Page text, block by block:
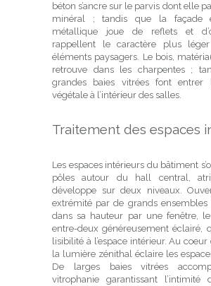
béton s’ancre sur le parvis dont elle
minéral ; tandis que la façade
métallique joue de reflets et
rappellent le caractère plus
éléments paysagers. Le bois,
retrouve dans les charpentes ;
grandes baies vitrées font entrer
végétale à l’intérieur des salles.
Traitement des espaces
Les espaces intérieurs du bâtiment
pôles autour du hall central,
développe sur deux niveaux.
extrémité par de grands ensembles
dans sa hauteur par une fenêtre,
entre-deux généreusement éclairé,
lisibilité à l’espace intérieur. Au
la lumière zénithal éclaire les
De larges baies vitrées
vitrophanie garantissant l’intimité